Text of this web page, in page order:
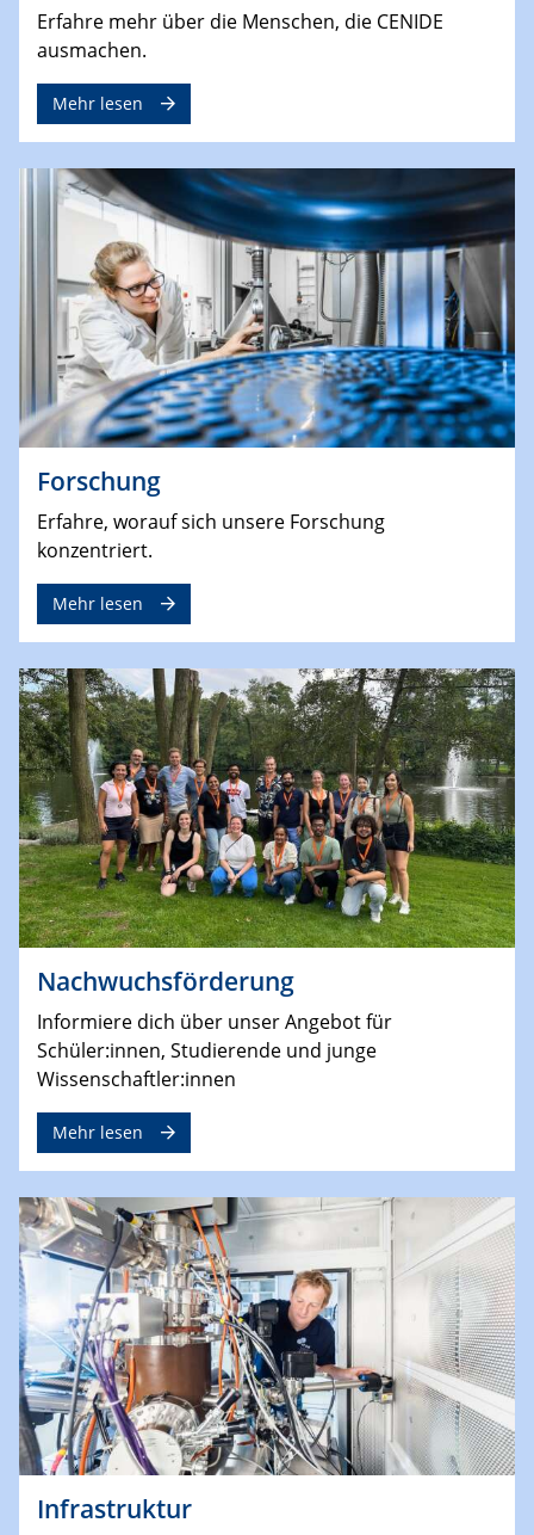
Erfahre mehr über die Menschen, die CENIDE
ausmachen.
Mehr lesen
Forschung
Erfahre, worauf sich unsere Forschung
konzentriert.
Mehr lesen
Nachwuchsförderung
Informiere dich über unser Angebot für
Schüler:innen, Studierende und junge
Wissenschaftler:innen
Mehr lesen
Infrastruktur